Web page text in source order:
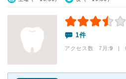
1件
アクセス数 7月:9 |